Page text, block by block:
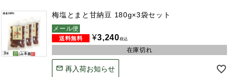
梅塩とまと甘納豆 180g×3袋セット
メール便
¥3,240税込
在庫切れ
再入荷お知らせ